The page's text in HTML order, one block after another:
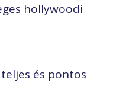
hollywoodi
és pontos